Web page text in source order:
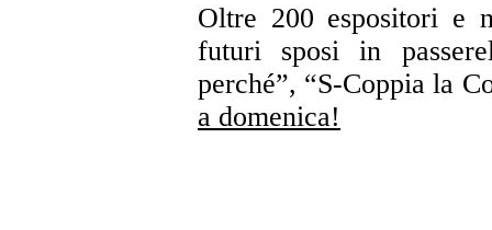
Oltre 200 espositori e
futuri sposi in
perché”, “S-Coppia la
a domenica!